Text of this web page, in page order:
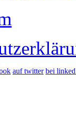
auf twitter bei